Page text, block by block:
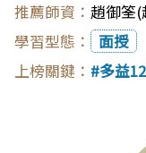
趙御筌(
面授
多益